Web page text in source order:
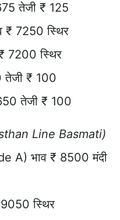
तेजी ₹ 125
₹ 7250 स्थिर
7200 स्थिर
तेजी ₹ 100
तेजी ₹ 100
Line Basmati)
A) भाव ₹ 8500 मंदी
स्थिर